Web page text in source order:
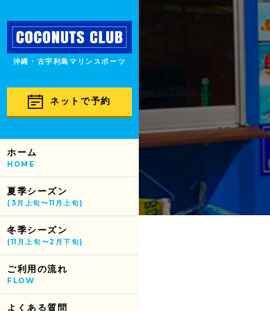
沖縄・古宇利島マリンスポーツ
ネットで予約
ホーム
HOME
夏季シーズン
(3月上旬〜11月上旬)
冬季シーズン
(11月上旬〜2月下旬)
ご利用の流れ
FLOW
よくある質問